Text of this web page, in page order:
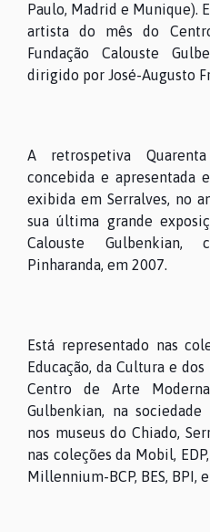
Paulo, Madrid e Munique).
artista do mês do
Fundação Calouste
dirigido por José-Augusto
A retrospetiva
concebida e apresentada
exibida em Serralves, no
sua última grande
Calouste Gulbenkian,
Pinharanda, em 2007.
Está representado nas
Educação, da Cultura e
Centro de Arte
Gulbenkian, na
nos museus do Chiado,
nas coleções da Mobil,
Millennium-BCP, BES, BPI, e